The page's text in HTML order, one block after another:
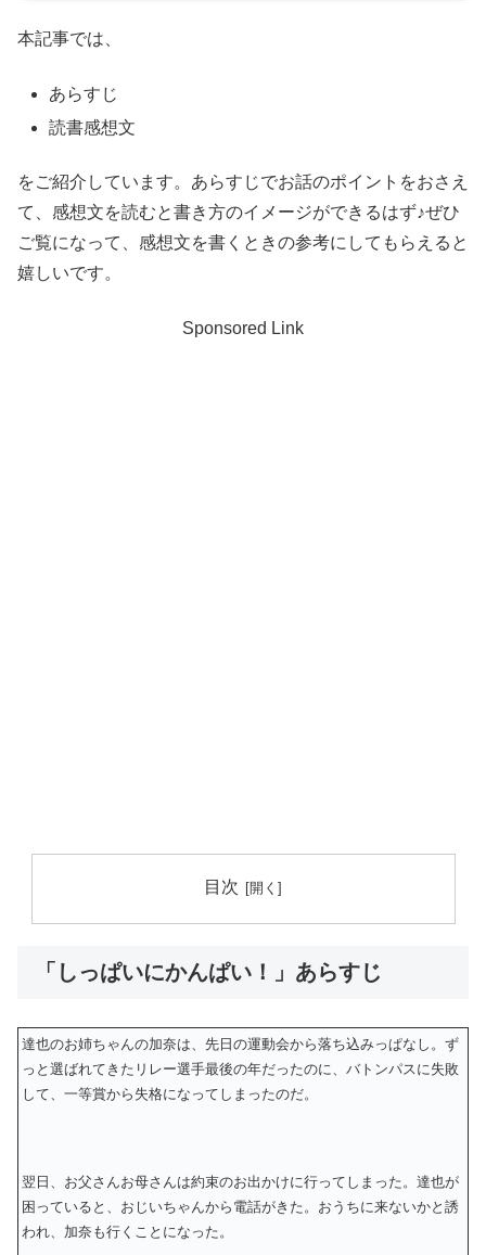
本記事では、
あらすじ
読書感想文
をご紹介しています。あらすじでお話のポイントをおさえ
て、感想文を読むと書き方のイメージができるはず♪ぜひ
ご覧になって、感想文を書くときの参考にしてもらえると
嬉しいです。
Sponsored Link
目次
「しっぱいにかんぱい！」あらすじ
達也のお姉ちゃんの加奈は、先日の運動会から落ち込みっぱなし。ず
っと選ばれてきたリレー選手最後の年だったのに、バトンパスに失敗
して、一等賞から失格になってしまったのだ。
翌日、お父さんお母さんは約束のお出かけに行ってしまった。達也が
困っていると、おじいちゃんから電話がきた。おうちに来ないかと誘
われ、加奈も行くことになった。